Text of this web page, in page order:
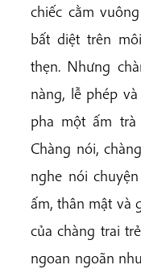
chiếc cằm
bất diệt trên
thẹn. Nhưng
nàng, lễ phép
pha một ấm
Chàng nói,
nghe nói
ấm, thân mật và
của chàng trai
ngoan ngoãn